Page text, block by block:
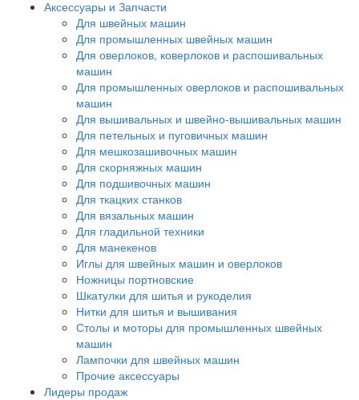
Аксессуары и Запчасти
Для швейных машин
Для промышленных швейных машин
Для оверлоков, коверлоков и распошивальных
машин
Для промышленных оверлоков и распошивальных
машин
Для вышивальных и швейно-вышивальных машин
Для петельных и пуговичных машин
Для мешкозашивочных машин
Для скорняжных машин
Для подшивочных машин
Для ткацких станков
Для вязальных машин
Для гладильной техники
Для манекенов
Иглы для швейных машин и оверлоков
Ножницы портновские
Шкатулки для шитья и рукоделия
Нитки для шитья и вышивания
Столы и моторы для промышленных швейных
машин
Лампочки для швейных машин
Прочие аксессуары
Лидеры продаж